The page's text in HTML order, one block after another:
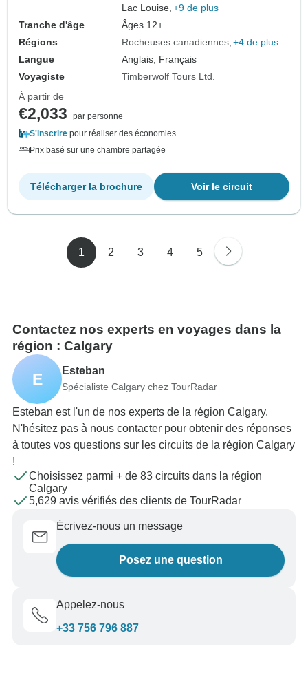
Lac Louise, +9 de plus
Tranche d'âge
Âges 12+
Régions
Rocheuses canadiennes +4 de plus
Langue
Anglais, Français
Voyagiste
Timberwolf Tours Ltd.
À partir de
€2,033
par personne
S'inscrire pour réaliser des économies
Prix basé sur une chambre partagée
Voir le circuit
Télécharger la brochure
1 2 3 4 5
Contactez nos experts en voyages dans la
région : Calgary
E Esteban
Spécialiste Calgary chez TourRadar
Esteban est l'un de nos experts de la région Calgary.
N'hésitez pas à nous contacter pour obtenir des réponses
à toutes vos questions sur les circuits de la région Calgary
!
Choisissez parmi + de 83 circuits dans la région
Calgary
5,629 avis vérifiés des clients de TourRadar
Écrivez-nous un message
Posez une question
Appelez-nous
+33 756 796 887